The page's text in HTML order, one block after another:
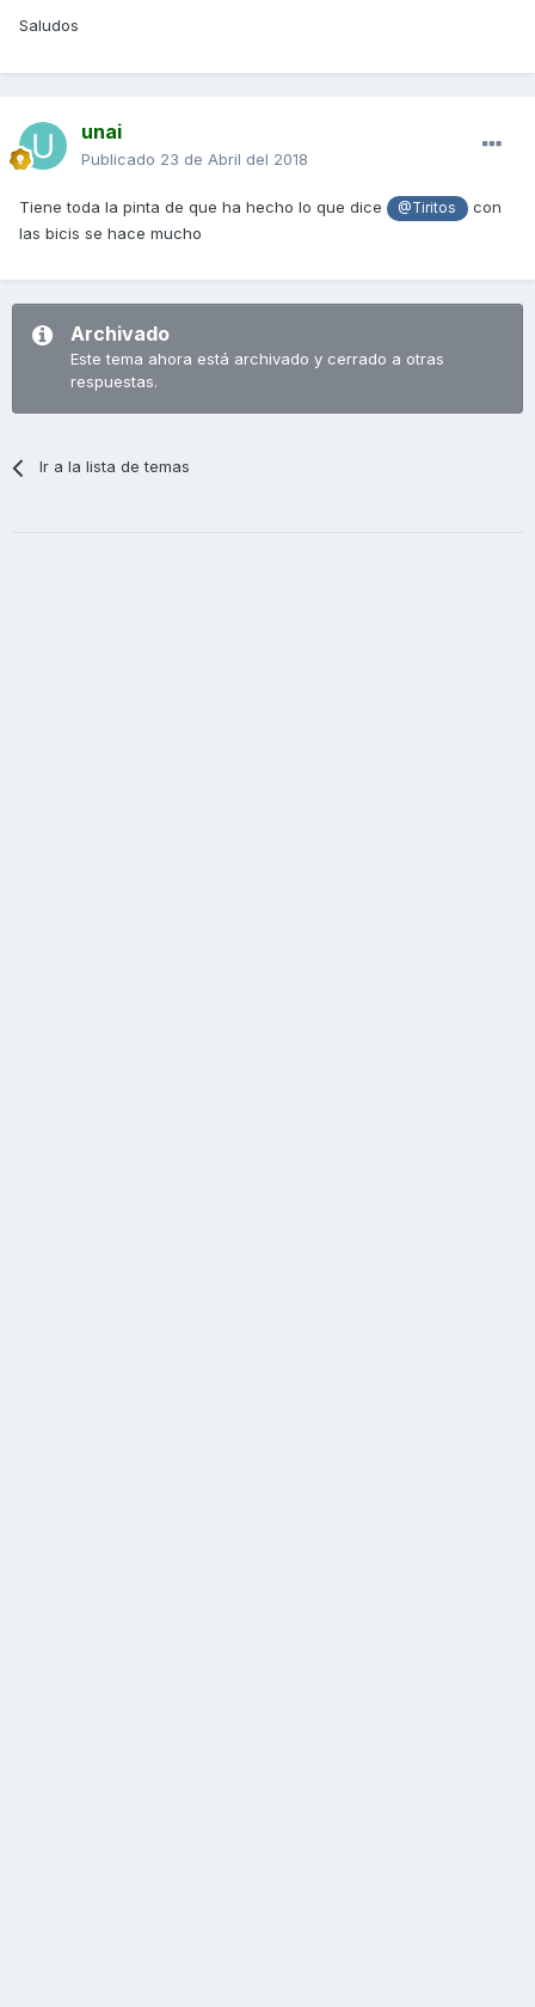
Saludos
unai
Publicado 23 de Abril del 2018
Tiene toda la pinta de que ha hecho lo que dice @Tiritos
con
las bicis se hace mucho
Archivado
Este tema ahora está archivado y cerrado a otras
respuestas.
Ir a la lista de temas